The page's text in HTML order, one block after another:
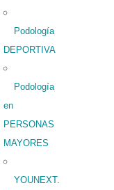
Podología
DEPORTIVA
Podología
en
PERSONAS
MAYORES
YOUNEXT.